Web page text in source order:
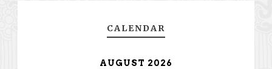
CALENDAR
AUGUST 2026